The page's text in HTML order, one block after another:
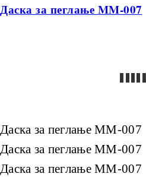
Даска за пеглање MM-007
Даска за пеглање MM-007
Даска за пеглање MM-007
Даска за пеглање MM-007